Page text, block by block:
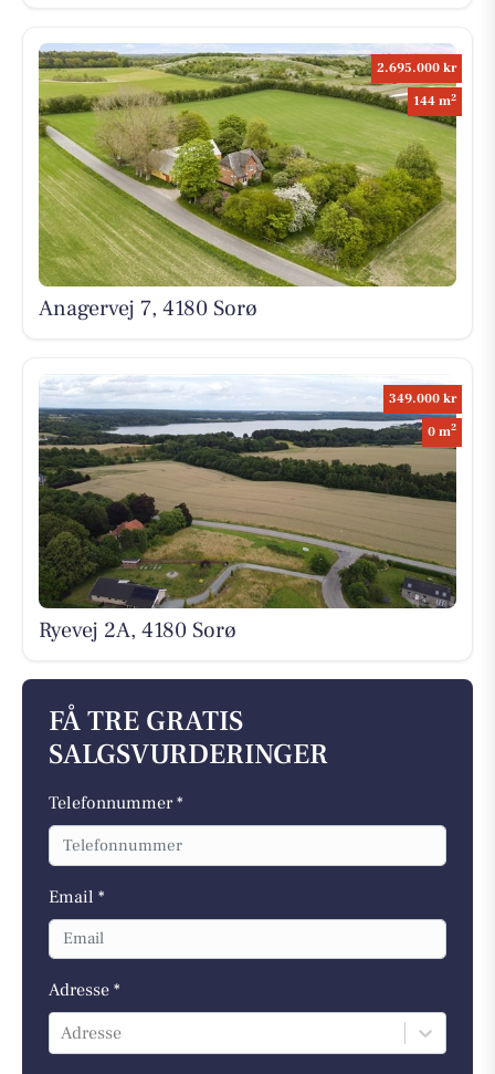
2.695.000 kr
144 m2
Anagervej 7, 4180 Sorø
349.000 kr
0 m2
Ryevej 2A, 4180 Sorø
FÅ TRE GRATIS
SALGSVURDERINGER
Telefonnummer *
Email *
Adresse *
Adresse